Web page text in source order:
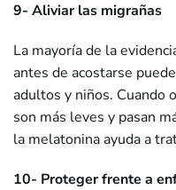
9- Aliviar las migrañas
La mayoría de la
antes de acostarse
adultos y niños. Cuando
son más leves y pasan
la melatonina ayuda a
10- Proteger frente a